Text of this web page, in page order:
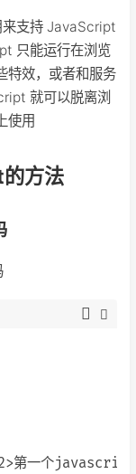
支持 JavaScript
只能运行在浏览
特效，或者和服务
就可以脱离浏
使用
方法
一个